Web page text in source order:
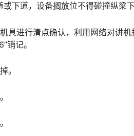
下道，设备搁放位不得碰撞纵梁
具进行清点确认，利用网络对讲
销记。
。